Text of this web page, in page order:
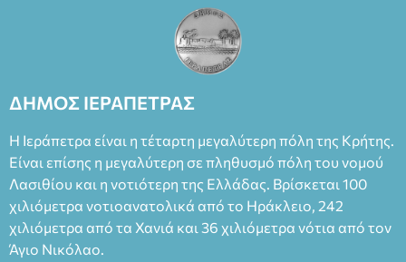
ΔΗΜΟΣ ΙΕΡΑΠΕΤΡΑΣ
Η Ιεράπετρα είναι η τέταρτη μεγαλύτερη πόλη της Κρήτης.
Είναι επίσης η μεγαλύτερη σε πληθυσμό πόλη του νομού
Λασιθίου και η νοτιότερη της Ελλάδας. Βρίσκεται 100
χιλιόμετρα νοτιοανατολικά από το Ηράκλειο, 242
χιλιόμετρα από τα Χανιά και 36 χιλιόμετρα νότια από τον
Άγιο Νικόλαο.